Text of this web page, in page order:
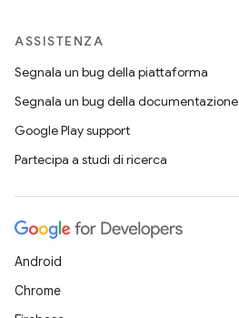
ASSISTENZA
Segnala un bug della piattaforma
Segnala un bug della documentazione
Google Play support
Partecipa a studi di ricerca
Android
Chrome